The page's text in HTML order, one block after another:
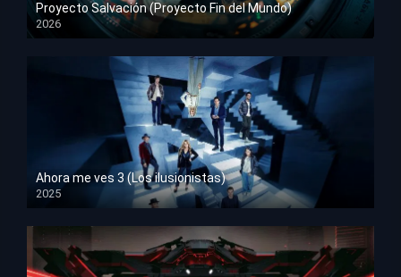
Proyecto Salvación (Proyecto Fin del Mundo)
2026
HD 1080p
Ahora me ves 3 (Los ilusionistas)
2025
HD 1080p